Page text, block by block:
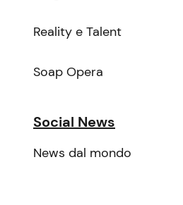
Reality e Talent
Soap Opera
Social News
News dal mondo